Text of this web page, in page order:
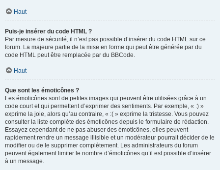
Haut
Puis-je insérer du code HTML ?
Par mesure de sécurité, il n’est pas possible d’insérer du code HTML sur ce
forum. La majeure partie de la mise en forme qui peut être générée par du
code HTML peut être remplacée par du BBCode.
Haut
Que sont les émoticônes ?
Les émoticônes sont de petites images qui peuvent être utilisées grâce à un
code court et qui permettent d’exprimer des sentiments. Par exemple, « :) »
exprime la joie, alors qu’au contraire, « :( » exprime la tristesse. Vous pouvez
consulter la liste complète des émoticônes depuis le formulaire de rédaction.
Essayez cependant de ne pas abuser des émoticônes, elles peuvent
rapidement rendre un message illisible et un modérateur pourrait décider de le
modifier ou de le supprimer complètement. Les administrateurs du forum
peuvent également limiter le nombre d’émoticônes qu’il est possible d’insérer
à un message.